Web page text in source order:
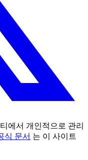
에서 개인적으로 관리
식 문서 는 이 사이트